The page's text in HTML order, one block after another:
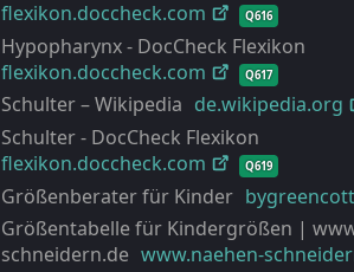
flexikon.doccheck.com
Q616
Hypopharynx - DocCheck Flexikon
flexikon.doccheck.com
Q617
Schulter – Wikipedia de.wikipedia.org
Schulter - DocCheck Flexikon
flexikon.doccheck.com
Q619
Größenberater für Kinder
Größentabelle für Kindergrößen |
schneidern.de www.naehen-